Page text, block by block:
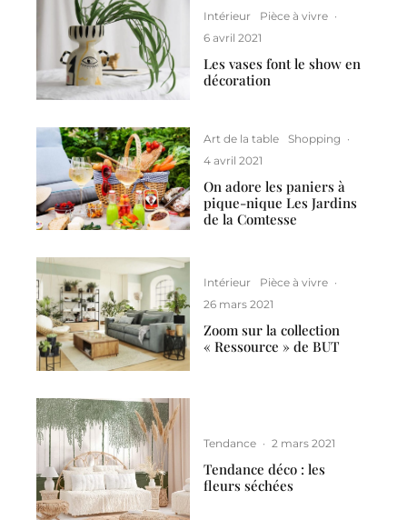
Intérieur Pièce à vivre ·
6 avril 2021
Les vases font le show en
décoration
Art de la table Shopping ·
4 avril 2021
On adore les paniers à
pique-nique Les Jardins
de la Comtesse
Intérieur Pièce à vivre ·
26 mars 2021
Zoom sur la collection
« Ressource » de BUT
Tendance · 2 mars 2021
Tendance déco : les
fleurs séchées